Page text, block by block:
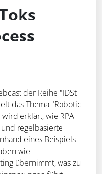
der Reihe "IDSt
das Thema "Robotic
wird erklärt, wie RPA
regelbasierte
eines Beispiels
wie
übernimmt, was zu